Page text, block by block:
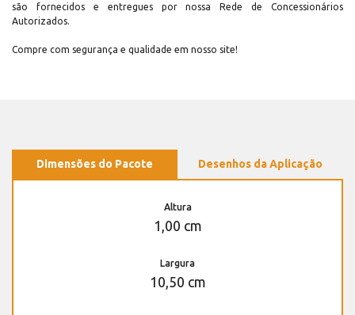
são fornecidos e entregues por nossa Rede de Concessionários
Autorizados.
Compre com segurança e qualidade em nosso site!
Dimensões do Pacote Desenhos da Aplicação
Altura
1,00 cm
Largura
10,50 cm